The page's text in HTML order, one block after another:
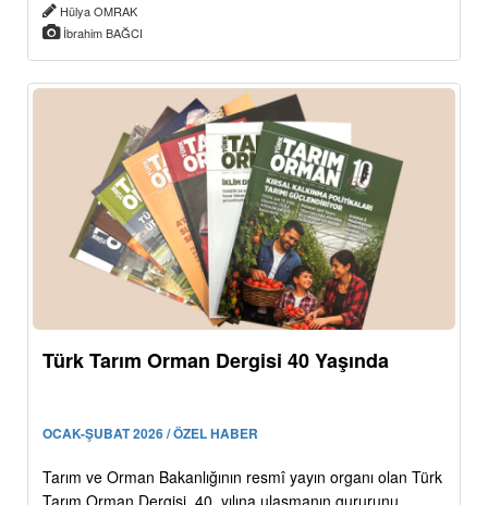
Hülya OMRAK
İbrahim BAĞCI
Türk Tarım Orman Dergisi 40 Yaşında
OCAK-ŞUBAT 2026 / ÖZEL HABER
Tarım ve Orman Bakanlığının resmî yayın organı olan Türk
Tarım Orman Dergisi, 40. yılına ulaşmanın gururunu